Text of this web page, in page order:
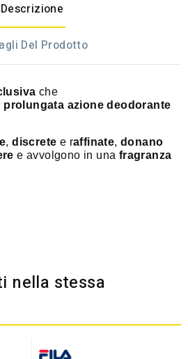
Descrizione
Del Prodotto
che
prolungata azione deodorante
,discrete e raffinate,donano
e avvolgono in una fragranza
nella stessa